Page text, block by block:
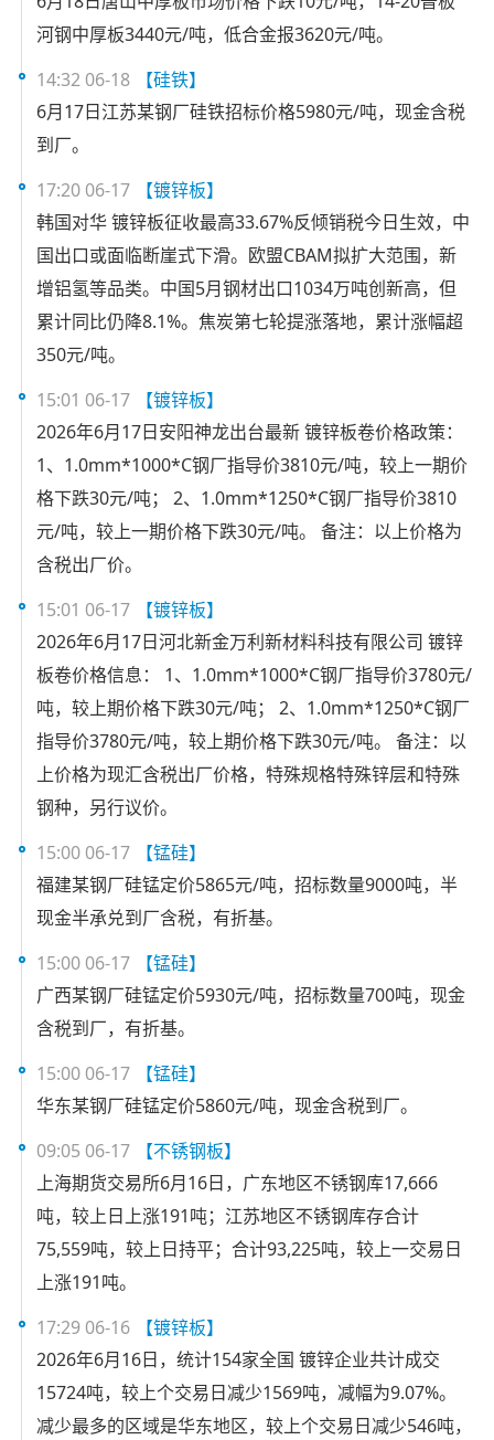
河钢中厚板3440元/吨，低合金报3620元/吨。
14:32 06-18
【硅铁】
6月17日江苏某钢厂硅铁招标价格5980元/吨，现金含税
到厂。
17:20 06-17
【镀锌板】
韩国对华 镀锌板征收最高33.67%反倾销税今日生效，中
国出口或面临断崖式下滑。欧盟CBAM拟扩大范围，新
增铝氢等品类。中国5月钢材出口1034万吨创新高，但
累计同比仍降8.1%。焦炭第七轮提涨落地，累计涨幅超
350元/吨。
15:01 06-17
【镀锌板】
2026年6月17日安阳神龙出台最新 镀锌板卷价格政策：
1、1.0mm*1000*C钢厂指导价3810元/吨，较上一期价
格下跌30元/吨； 2、1.0mm*1250*C钢厂指导价3810
元/吨，较上一期价格下跌30元/吨。 备注：以上价格为
含税出厂价。
15:01 06-17
【镀锌板】
2026年6月17日河北新金万利新材料科技有限公司 镀锌
板卷价格信息： 1、1.0mm*1000*C钢厂指导价3780元/
吨，较上期价格下跌30元/吨； 2、1.0mm*1250*C钢厂
指导价3780元/吨，较上期价格下跌30元/吨。 备注：以
上价格为现汇含税出厂价格，特殊规格特殊锌层和特殊
钢种，另行议价。
15:00 06-17
【锰硅】
福建某钢厂硅锰定价5865元/吨，招标数量9000吨，半
现金半承兑到厂含税，有折基。
15:00 06-17
【锰硅】
广西某钢厂硅锰定价5930元/吨，招标数量700吨，现金
含税到厂，有折基。
15:00 06-17
【锰硅】
华东某钢厂硅锰定价5860元/吨，现金含税到厂。
09:05 06-17
【不锈钢板】
上海期货交易所6月16日，广东地区不锈钢库17,666
吨，较上日上涨191吨；江苏地区不锈钢库存合计
75,559吨，较上日持平；合计93,225吨，较上一交易日
上涨191吨。
17:29 06-16
【镀锌板】
2026年6月16日，统计154家全国 镀锌企业共计成交
15724吨，较上个交易日减少1569吨，减幅为9.07%。
减少最多的区域是华东地区，较上个交易日减少546吨，